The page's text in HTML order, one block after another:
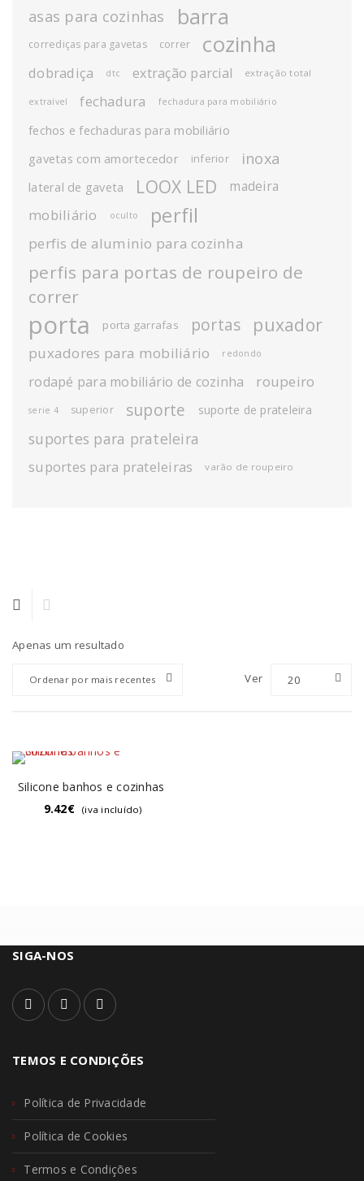
asas para cozinhas barra
corrediças para gavetas correr cozinha
dobradiça dtc extração parcial extração total
extraível fechadura fechadura para mobiliário
fechos e fechaduras para mobiliário
gavetas com amortecedor
inferior inoxa
lateral de gaveta LOOX LED madeira
mobiliário oculto perfil
perfis de aluminio para cozinha
perfis para portas de roupeiro de
correr
porta porta garrafas portas puxador
puxadores para mobiliário redondo
rodapé para mobiliário de cozinha roupeiro
serie 4 superior suporte suporte de prateleira
suportes para prateleira
suportes para prateleiras varão de roupeiro
Apenas um resultado
Ordenar por mais recentes Ver 20
Silicone banhos e cozinhas
9.42€ (iva incluído)
SIGA-NOS
TEMOS E CONDIÇÕES
Política de Privacidade
Política de Cookies
Termos e Condições